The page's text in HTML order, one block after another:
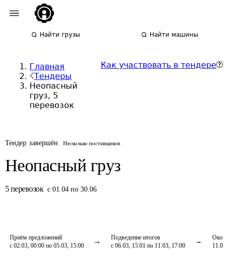
Найти грузы Найти машины
Главная
Тендеры
Неопасный
груз, 5
перевозок
Как участвовать в тендере
Тендер завершён Несколько поставщиков
Неопасный груз
5 перевозок с 01.04 по 30.06
Приём предложений
с 02.03, 00:00 по 05.03, 15:00
Подведение итогов
с 06.03, 15:01 по 11.03, 17:00